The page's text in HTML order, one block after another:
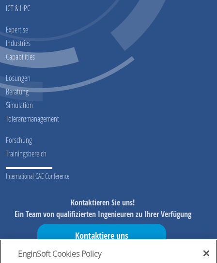
ICT & HPC
Expertise
Industries
Capabilities
Lösungen
Beratung
Simulation
Toleranzmanagement
Forschung
Trainingsbereich
International CAE Conference
Kontaktieren Sie uns!
Ein Team von qualifizierten Ingenieuren zu Ihrer Verfügung
Kontaktiere uns
Verpassen Sie nicht unsere Initiativen!
EnginSoft Cookies Policy